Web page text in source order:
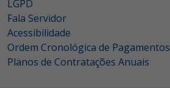
LGPD
Fala Servidor
Acessibilidade
Ordem Cronológica de Pagamentos
Planos de Contratações Anuais